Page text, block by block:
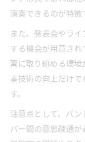
演奏できるのが特徴
また、発表会やラ
する機会が用意さ
習に取り組める環
奏技術の向上だけ
す。
注意点として、バ
バー間の意思疎通